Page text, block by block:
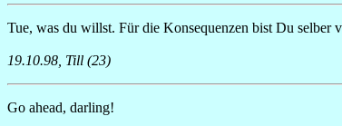
Tue, was du willst. Für die Konsequenzen bist Du selber
19.10.98, Till (23)
Go ahead, darling!